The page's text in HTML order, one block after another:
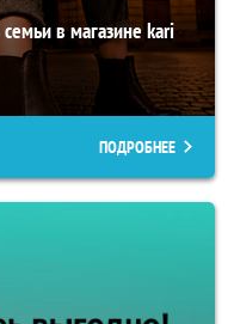
в магазине kari
ПОДРОБНЕЕ